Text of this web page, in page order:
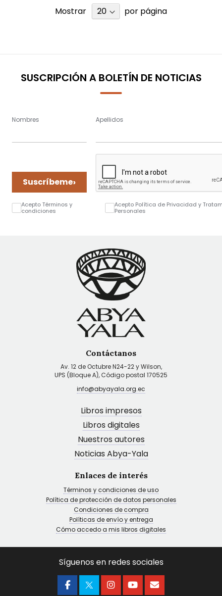
Mostrar por página
SUSCRIPCIÓN A BOLETÍN DE NOTICIAS
Nombres Apellidos
Suscríbeme›
Acepto Términos y
condiciones
Acepto Política de Privacidad y
Personales
Contáctanos
Av. 12 de Octubre N24-22 y Wilson,
UPS (Bloque A), Código postal 170525
info@abyayala.org.ec
Libros impresos
Libros digitales
Nuestros autores
Noticias Abya-Yala
Enlaces de interés
Términos y condiciones de uso
Política de protección de datos personales
Condiciones de compra
Políticas de envío y entrega
Cómo accedo a mis libros digitales
Síguenos en redes sociales